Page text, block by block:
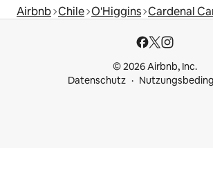
Airbnb Chile O'Higgins Cardenal
© 2026 Airbnb, Inc.
Datenschutz